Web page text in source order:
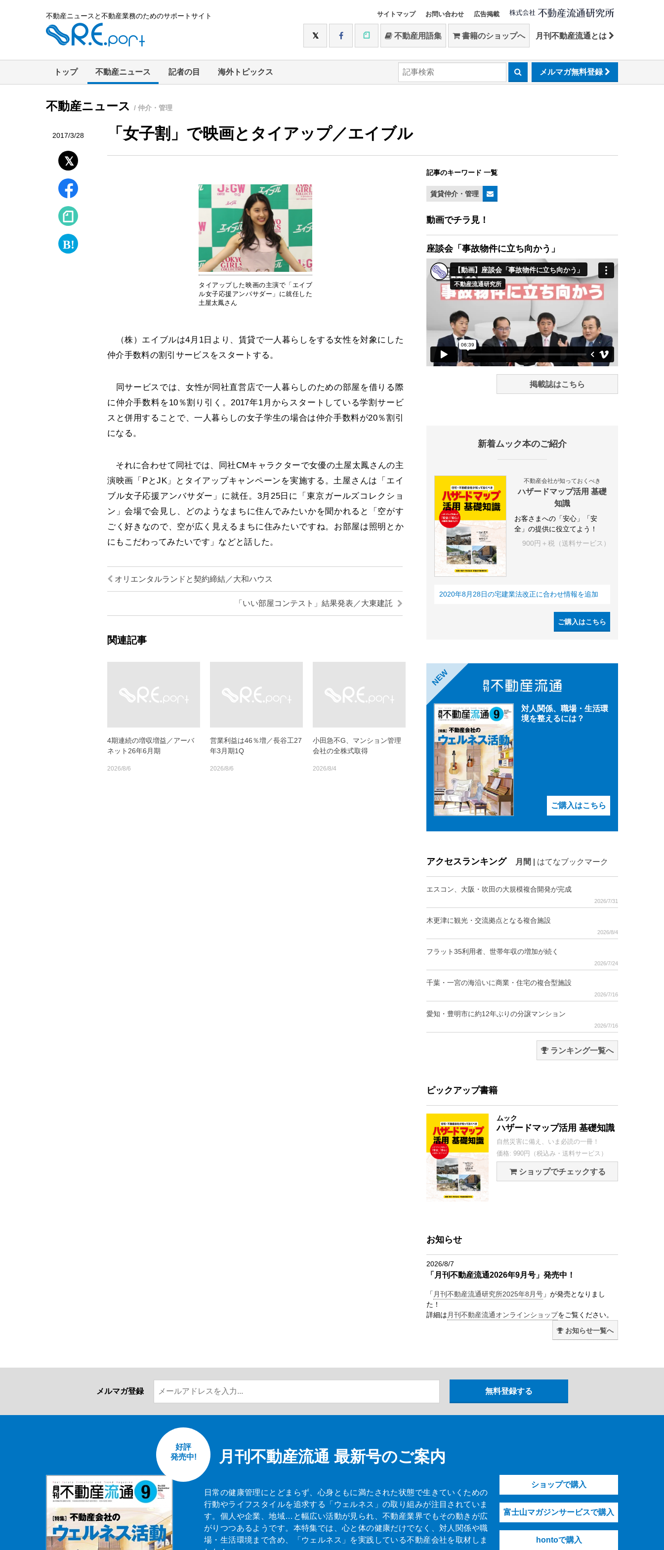
不動産ニュースと不動産業務のためのサポートサイト サイトマップ お問い合わせ 広告掲載
不動産用語集 書籍のショップへ 月刊不動産流通とは
トップ 不動産ニュース 記者の目 海外トピックス メルマガ無料登録
不動産ニュース / 仲介・管理
2017/3/28 「女子割」で映画とタイアップ／エイブル
タイアップした映画の主演で「エイブ
ル女子応援アンバサダー」に就任した
土屋太鳳さん
（株）エイブルは4月1日より、賃貸で一人暮らしをする女性を対象にした
仲介手数料の割引サービスをスタートする。
同サービスでは、女性が同社直営店で一人暮らしのための部屋を借りる際
に仲介手数料を10％割り引く。2017年1月からスタートしている学割サービ
スと併用することで、一人暮らしの女子学生の場合は仲介手数料が20％割引
になる。
それに合わせて同社では、同社CMキャラクターで女優の土屋太鳳さんの主
演映画「PとJK」とタイアップキャンペーンを実施する。土屋さんは「エイ
ブル女子応援アンバサダー」に就任。3月25日に「東京ガールズコレクショ
ン」会場で会見し、どのようなまちに住んでみたいかを聞かれると「空がす
ごく好きなので、空が広く見えるまちに住みたいですね。お部屋は照明とか
にもこだわってみたいです」などと話した。
オリエンタルランドと契約締結／大和ハウス
「いい部屋コンテスト」結果発表／大東建託
関連記事
4期連続の増収増益／アーバ
ネット26年6月期
2026/8/6
営業利益は46％増／長谷工27
年3月期1Q
2026/8/6
小田急不G、マンション管理
会社の全株式取得
2026/8/4
記事のキーワード 一覧
賃貸仲介・管理
動画でチラ見！
座談会「事故物件に立ち向かう」
掲載誌はこちら
新着ムック本のご紹介
不動産会社が知っておくべき
ハザードマップ活用 基礎
知識
お客さまへの「安心」「安
全」の提供に役立てよう！
900円＋税（送料サービス）
2020年8月28日の宅建業法改正に合わせ情報を追加
ご購入はこちら
NEW
対人関係、職場・生活環
境を整えるには？
ご購入はこちら
アクセスランキング 月間 はてなブックマーク
エスコン、大阪・吹田の大規模複合開発が完成
2026/7/31
木更津に観光・交流拠点となる複合施設
2026/8/4
フラット35利用者、世帯年収の増加が続く
2026/7/24
千葉・一宮の海沿いに商業・住宅の複合型施設
2026/7/16
愛知・豊明市に約12年ぶりの分譲マンション
2026/7/16
ランキング一覧へ
ピックアップ書籍
ムック
ハザードマップ活用 基礎知識
自然災害に備え、いま必読の一冊！
価格: 990円（税込み・送料サービス）
ショップでチェックする
お知らせ
2026/8/7
「月刊不動産流通2026年9月号」発売中！
「 月刊不動産流通研究所2025年8月号 」が発売となりまし
た！
詳細は 月刊不動産流通オンラインショップをご覧ください。
お知らせ一覧へ
メルマガ登録
月刊不動産流通 最新号のご案内
好評
発売中!
日常の健康管理にとどまらず、心身ともに満たされた状態で生きていくための
行動やライフスタイルを追求する「ウェルネス」の取り組みが注目されていま
す。個人や企業、地域…と幅広い活動が見られ、不動産業界でもその動きが広
がりつつあるようです。本特集では、心と体の健康だけでなく、対人関係や職
場・生活環境まで含め、「ウェルネス」を実践している不動産会社を取材しま
ショップで購入
富士山マガジンサービスで購入
hontoで購入